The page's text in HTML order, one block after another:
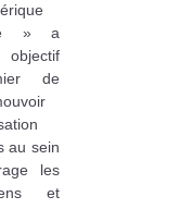
» a
objectif
de
au sein
les
et